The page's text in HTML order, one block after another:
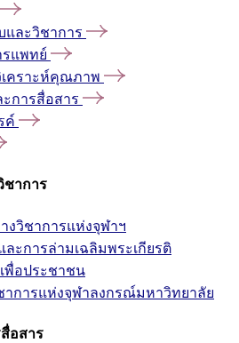
และวิชาการ
รแพทย์
เคราะห์คุณภาพ
การสื่อสาร
ค์
ชาการ
งวิชาการแห่งจุฬาฯ
ะการล่ามเฉลิมพระเกียรติ
พื่อประชาชน
าการแห่งจุฬาลงกรณ์มหาวิทยาลัย
อสาร